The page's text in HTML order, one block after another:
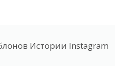
Истории Instagram